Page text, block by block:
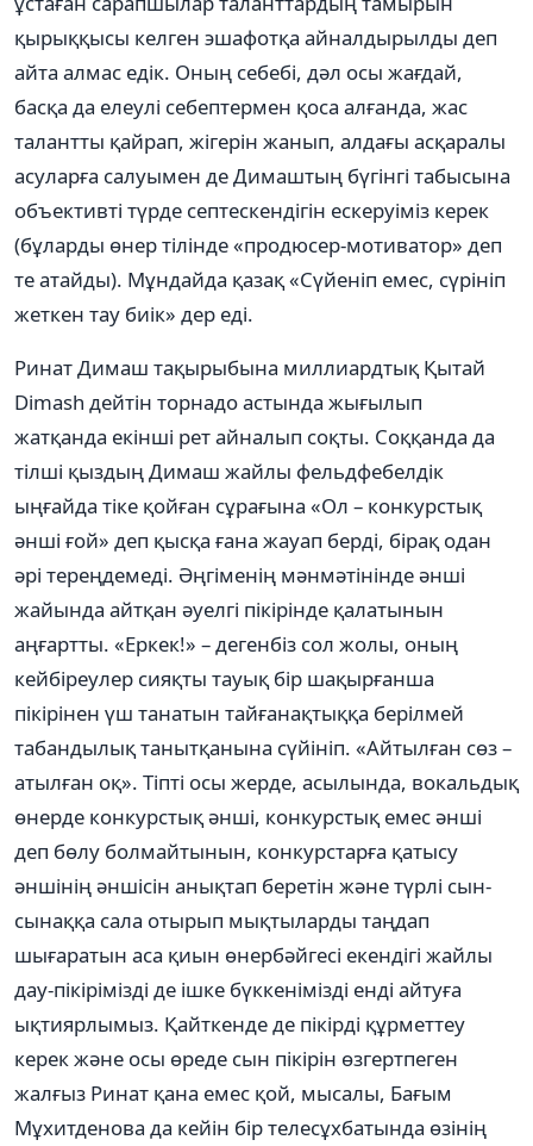
қырыққысы келген эшафотқа айналдырылды деп
айта алмас едік. Оның себебі, дәл осы жағдай,
басқа да елеулі себептермен қоса алғанда, жас
талантты қайрап, жігерін жанып, алдағы асқаралы
асуларға салуымен де Димаштың бүгінгі табысына
объективті түрде септескендігін ескеруіміз керек
(бұларды өнер тілінде «продюсер-мотиватор» деп
те атайды). Мұндайда қазақ «Сүйеніп емес, сүрініп
жеткен тау биік» дер еді.
Ринат Димаш тақырыбына миллиардтық Қытай
Dimash дейтін торнадо астында жығылып
жатқанда екінші рет айналып соқты. Соққанда да
тілші қыздың Димаш жайлы фельдфебелдік
ыңғайда тіке қойған сұрағына «Ол – конкурстық
әнші ғой» деп қысқа ғана жауап берді, бірақ одан
әрі тереңдемеді. Әңгіменің мәнмәтінінде әнші
жайында айтқан әуелгі пікірінде қалатынын
аңғартты. «Еркек!» – дегенбіз сол жолы, оның
кейбіреулер сияқты тауық бір шақырғанша
пікірінен үш танатын тайғанақтыққа берілмей
табандылық танытқанына сүйініп. «Айтылған сөз –
атылған оқ». Тіпті осы жерде, асылында, вокальдық
өнерде конкурстық әнші, конкурстық емес әнші
деп бөлу болмайтынын, конкурстарға қатысу
әншінің әншісін анықтап беретін және түрлі сын-
сынаққа сала отырып мықтыларды таңдап
шығаратын аса қиын өнербәйгесі екендігі жайлы
дау-пікірімізді де ішке бүккенімізді енді айтуға
ықтиярлымыз. Қайткенде де пікірді құрметтеу
керек және осы өреде сын пікірін өзгертпеген
жалғыз Ринат қана емес қой, мысалы, Бағым
Мұхитденова да кейін бір телесұхбатында өзінің